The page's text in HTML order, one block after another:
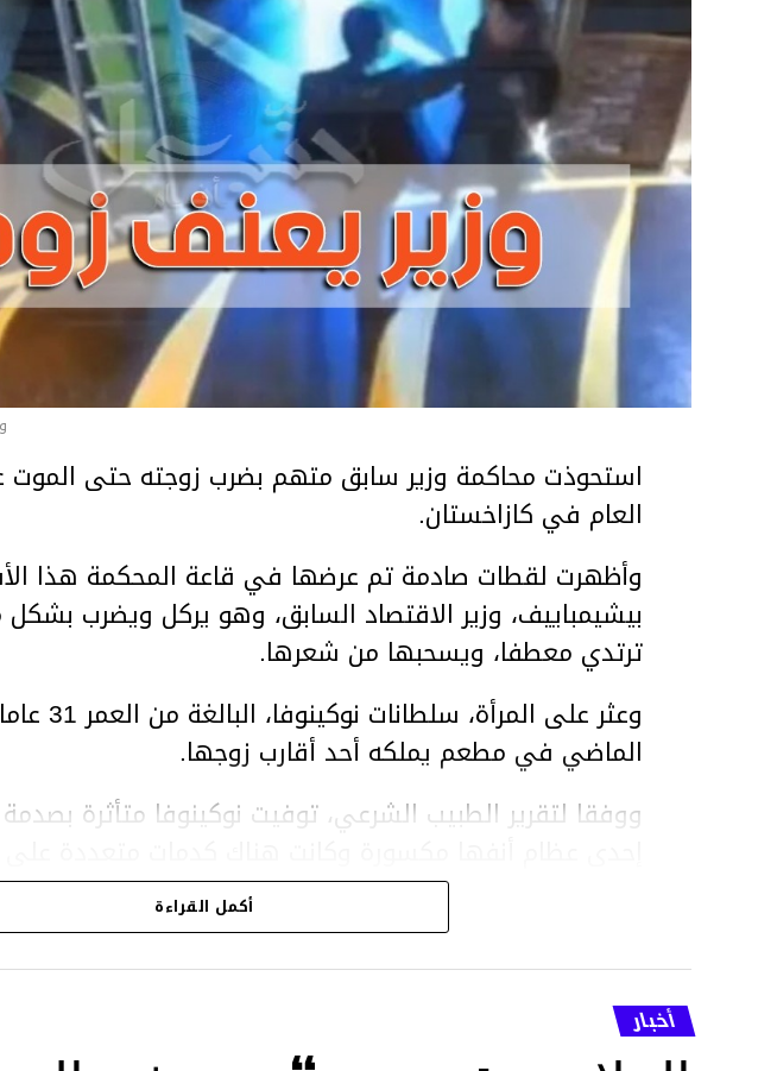
استحوذت محاكمة وزير سابق متهم بضرب زوجته حتى الموت
العام في كازاخستان.
وأظهرت لقطات صادمة تم عرضها في قاعة المحكمة هذا
بيشيمباييف، وزير الاقتصاد السابق، وهو يركل ويضرب بشكل
ترتدي معطفا، ويسحبها من شعرها.
وعثر على
الماضي في مطعم يملكه أحد أقارب زوجها.
ووفقا لتقرير الطبيب الشرعي، توفيت نوكينوفا متأثرة
الأخبار
أكمل القراءة
أخبار